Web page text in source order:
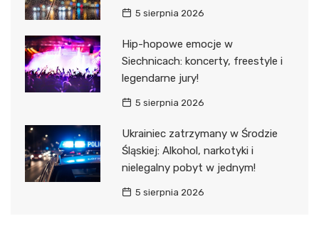
5 sierpnia 2026
Hip-hopowe emocje w
Siechnicach: koncerty, freestyle i
legendarne jury!
5 sierpnia 2026
Ukrainiec zatrzymany w Środzie
Śląskiej: Alkohol, narkotyki i
nielegalny pobyt w jednym!
5 sierpnia 2026